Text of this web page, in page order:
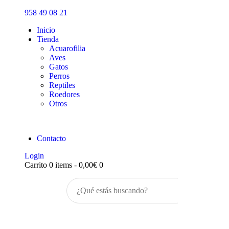
958 49 08 21
Inicio
Tienda
Acuarofilia
Aves
Gatos
Perros
Reptiles
Roedores
Otros
Contacto
Login
Carrito 0 items - 0,00€ 0
Inicio